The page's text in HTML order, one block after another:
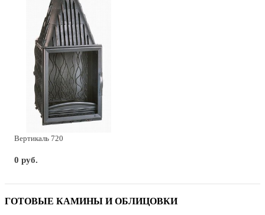
Вертикаль 720
0 руб.
ГОТОВЫЕ КАМИНЫ И ОБЛИЦОВКИ